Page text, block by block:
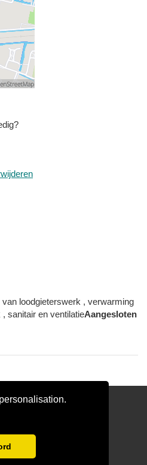
loodgieterswerk , verwarming
sanitair en ventilatieAangesloten
Vergelijken